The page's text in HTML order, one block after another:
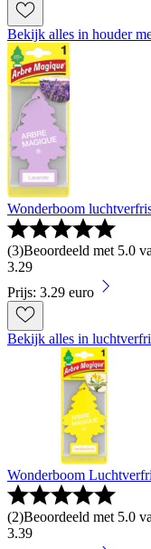
Bekijk alles in houder
Wonderboom
(3)Beoordeeld met 5.0
3.29
Prijs: 3.29 euro
Bekijk alles in
Wonderboom
(2)Beoordeeld met 5.0
3.39